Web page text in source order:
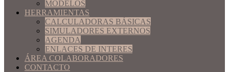
MODELOS
HERRAMIENTAS
CALCULADORAS BÁSICAS
SIMULADORES EXTERNOS
AGENDA
ENLACES DE INTERES
ÁREA COLABORADORES
CONTACTO